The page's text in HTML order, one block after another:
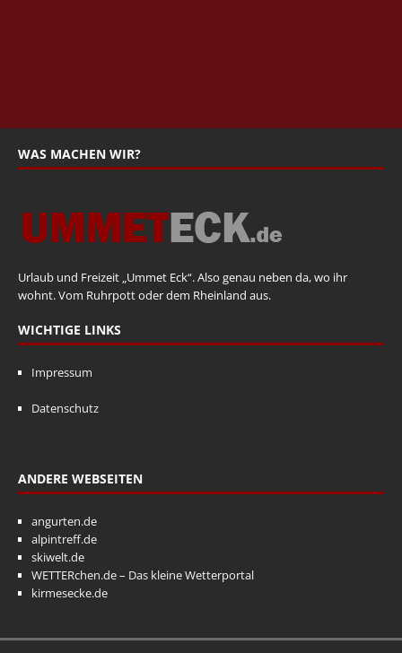
WAS MACHEN WIR?
Urlaub und Freizeit „Ummet Eck“. Also genau neben da, wo ihr
wohnt. Vom Ruhrpott oder dem Rheinland aus.
WICHTIGE LINKS
Impressum
Datenschutz
ANDERE WEBSEITEN
angurten.de
alpintreff.de
skiwelt.de
WETTERchen.de – Das kleine Wetterportal
kirmesecke.de